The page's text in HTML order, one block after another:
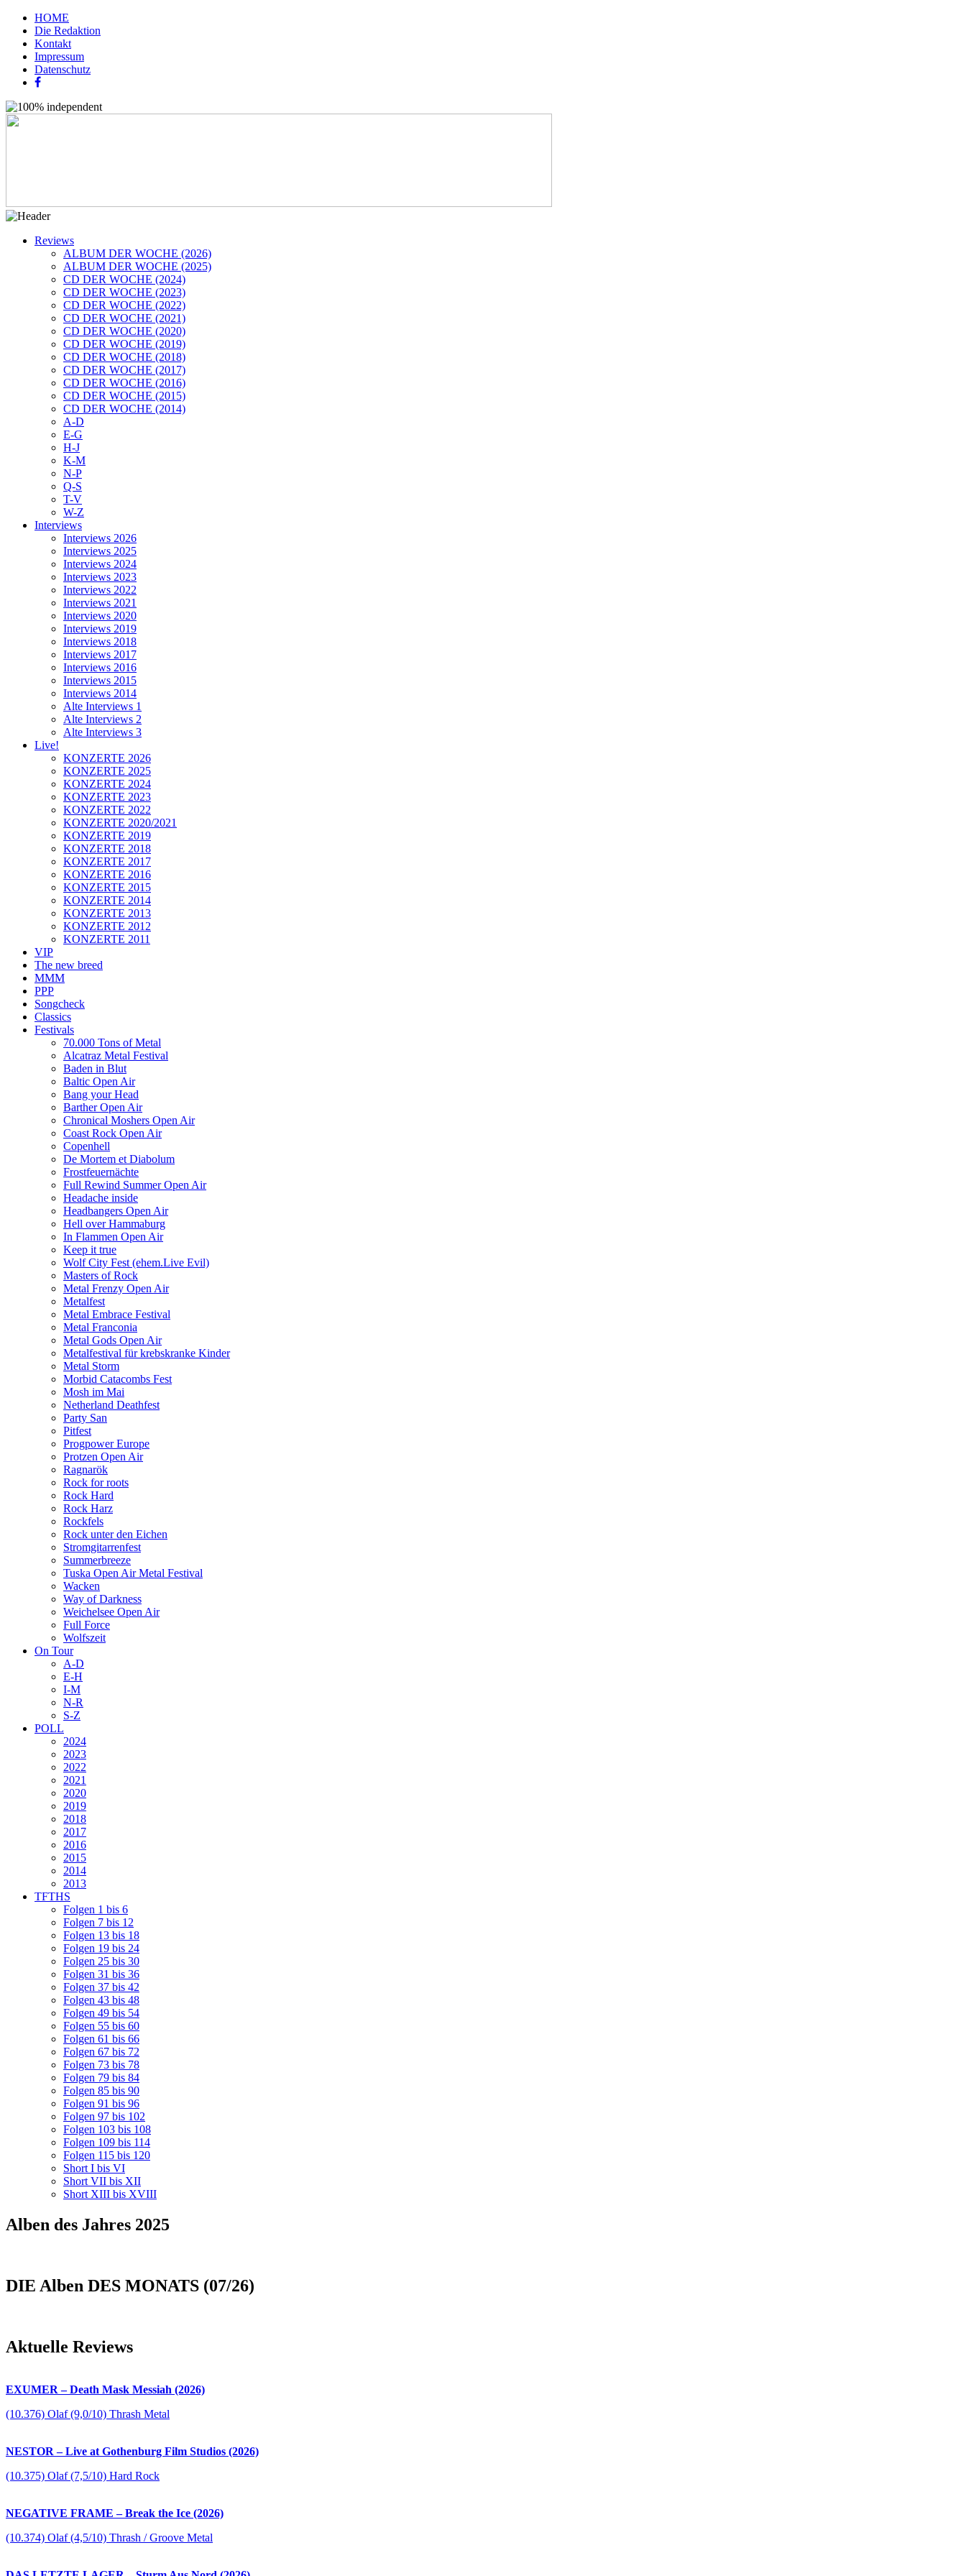
HOME
Die Redaktion
Kontakt
Impressum
Datenschutz
Reviews
ALBUM DER WOCHE (2026)
ALBUM DER WOCHE (2025)
CD DER WOCHE (2024)
CD DER WOCHE (2023)
CD DER WOCHE (2022)
CD DER WOCHE (2021)
CD DER WOCHE (2020)
CD DER WOCHE (2019)
CD DER WOCHE (2018)
CD DER WOCHE (2017)
CD DER WOCHE (2016)
CD DER WOCHE (2015)
CD DER WOCHE (2014)
A-D
E-G
H-J
K-M
N-P
Q-S
T-V
W-Z
Interviews
Interviews 2026
Interviews 2025
Interviews 2024
Interviews 2023
Interviews 2022
Interviews 2021
Interviews 2020
Interviews 2019
Interviews 2018
Interviews 2017
Interviews 2016
Interviews 2015
Interviews 2014
Alte Interviews 1
Alte Interviews 2
Alte Interviews 3
Live!
KONZERTE 2026
KONZERTE 2025
KONZERTE 2024
KONZERTE 2023
KONZERTE 2022
KONZERTE 2020/2021
KONZERTE 2019
KONZERTE 2018
KONZERTE 2017
KONZERTE 2016
KONZERTE 2015
KONZERTE 2014
KONZERTE 2013
KONZERTE 2012
KONZERTE 2011
VIP
The new breed
MMM
PPP
Songcheck
Classics
Festivals
70.000 Tons of Metal
Alcatraz Metal Festival
Baden in Blut
Baltic Open Air
Bang your Head
Barther Open Air
Chronical Moshers Open Air
Coast Rock Open Air
Copenhell
De Mortem et Diabolum
Frostfeuernächte
Full Rewind Summer Open Air
Headache inside
Headbangers Open Air
Hell over Hammaburg
In Flammen Open Air
Keep it true
Wolf City Fest (ehem.Live Evil)
Masters of Rock
Metal Frenzy Open Air
Metalfest
Metal Embrace Festival
Metal Franconia
Metal Gods Open Air
Metalfestival für krebskranke Kinder
Metal Storm
Morbid Catacombs Fest
Mosh im Mai
Netherland Deathfest
Party San
Pitfest
Progpower Europe
Protzen Open Air
Ragnarök
Rock for roots
Rock Hard
Rock Harz
Rockfels
Rock unter den Eichen
Stromgitarrenfest
Summerbreeze
Tuska Open Air Metal Festival
Wacken
Way of Darkness
Weichelsee Open Air
Full Force
Wolfszeit
On Tour
A-D
E-H
I-M
N-R
S-Z
POLL
2024
2023
2022
2021
2020
2019
2018
2017
2016
2015
2014
2013
TFTHS
Folgen 1 bis 6
Folgen 7 bis 12
Folgen 13 bis 18
Folgen 19 bis 24
Folgen 25 bis 30
Folgen 31 bis 36
Folgen 37 bis 42
Folgen 43 bis 48
Folgen 49 bis 54
Folgen 55 bis 60
Folgen 61 bis 66
Folgen 67 bis 72
Folgen 73 bis 78
Folgen 79 bis 84
Folgen 85 bis 90
Folgen 91 bis 96
Folgen 97 bis 102
Folgen 103 bis 108
Folgen 109 bis 114
Folgen 115 bis 120
Short I bis VI
Short VII bis XII
Short XIII bis XVIII
Alben des Jahres 2025
DIE Alben DES MONATS (07/26)
Aktuelle Reviews
EXUMER – Death Mask Messiah (2026)
(10.376) Olaf (9,0/10) Thrash Metal
NESTOR – Live at Gothenburg Film Studios (2026)
(10.375) Olaf (7,5/10) Hard Rock
NEGATIVE FRAME – Break the Ice (2026)
(10.374) Olaf (4,5/10) Thrash / Groove Metal